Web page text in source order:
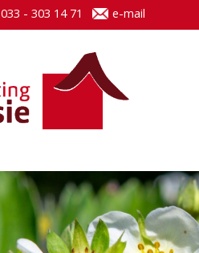
033 - 303 14 71 e-mail